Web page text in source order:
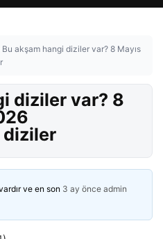
Bu akşam hangi diziler var? 8 Mayıs
diziler var? 8
ve en son 3 ay önce admin